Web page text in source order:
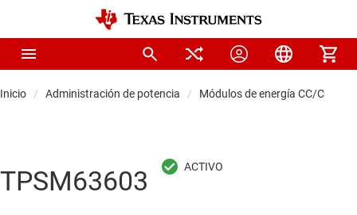
Inicio Administración de potencia Módulos de energía CC/CC
TPSM63603